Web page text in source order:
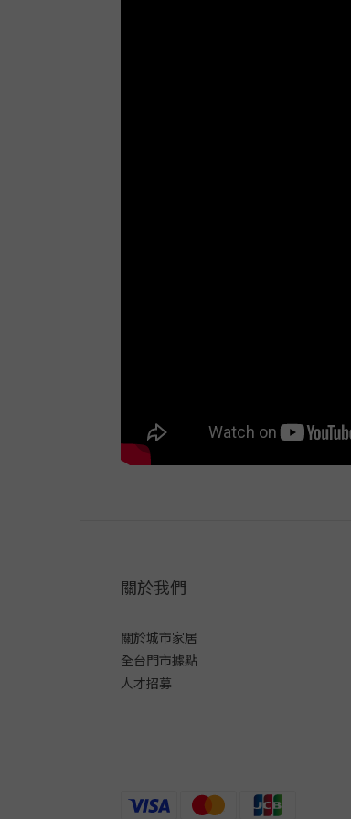
關於我們
關於城市家居
全台門市據點
人才招募